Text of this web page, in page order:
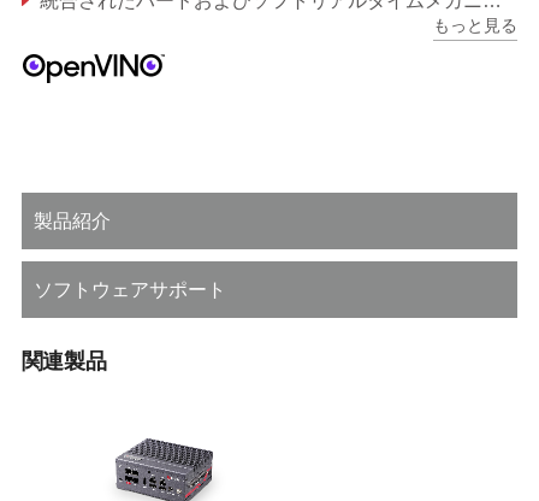
もっと見る
製品紹介
ソフトウェアサポート
関連製品